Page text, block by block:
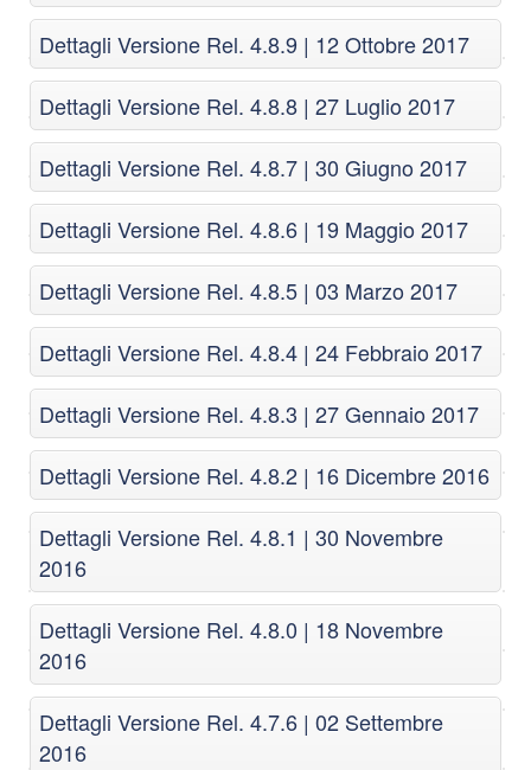
Dettagli Versione Rel. 4.8.9 | 12 Ottobre 2017
Dettagli Versione Rel. 4.8.8 | 27 Luglio 2017
Dettagli Versione Rel. 4.8.7 | 30 Giugno 2017
Dettagli Versione Rel. 4.8.6 | 19 Maggio 2017
Dettagli Versione Rel. 4.8.5 | 03 Marzo 2017
Dettagli Versione Rel. 4.8.4 | 24 Febbraio 2017
Dettagli Versione Rel. 4.8.3 | 27 Gennaio 2017
Dettagli Versione Rel. 4.8.2 | 16 Dicembre 2016
Dettagli Versione Rel. 4.8.1 | 30 Novembre
2016
Dettagli Versione Rel. 4.8.0 | 18 Novembre
2016
Dettagli Versione Rel. 4.7.6 | 02 Settembre
2016